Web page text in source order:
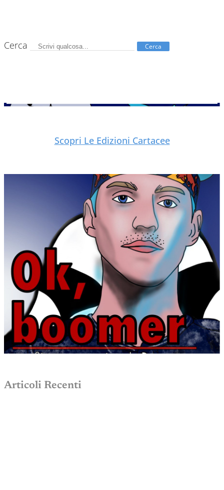
Cerca Cerca
Scopri Le Edizioni Cartacee
Articoli Recenti